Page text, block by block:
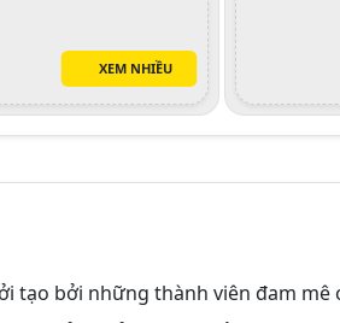
XEM NHIỀU
tạo bởi những thành viên đam mê